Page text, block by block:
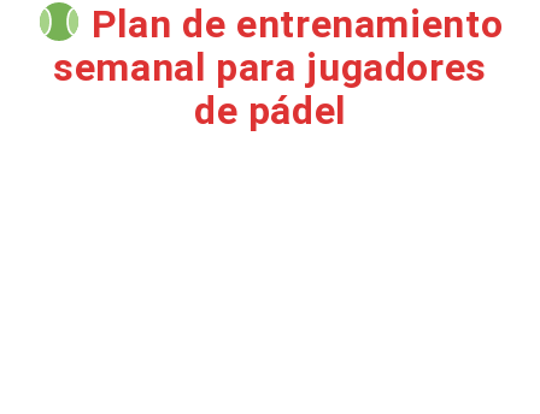
Plan de entrenamiento
semanal para jugadores
de pádel